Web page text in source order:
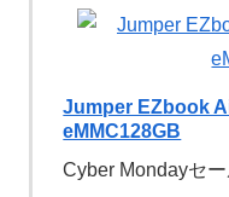
Jumper EZbook
eMMC128GB
Cyber Mondayセ